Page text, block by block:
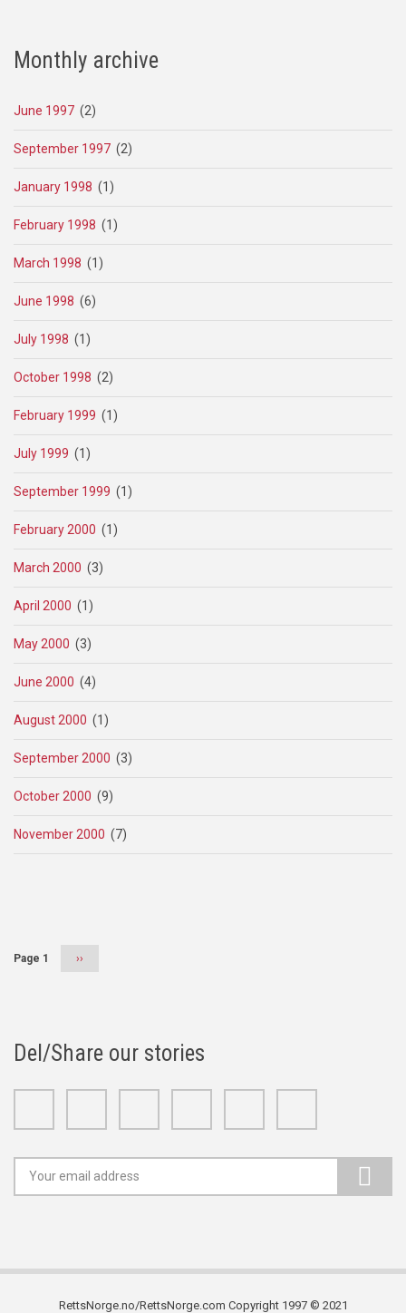
Monthly archive
June 1997 (2)
September 1997 (2)
January 1998 (1)
February 1998 (1)
March 1998 (1)
June 1998 (6)
July 1998 (1)
October 1998 (2)
February 1999 (1)
July 1999 (1)
September 1999 (1)
February 2000 (1)
March 2000 (3)
April 2000 (1)
May 2000 (3)
June 2000 (4)
August 2000 (1)
September 2000 (3)
October 2000 (9)
November 2000 (7)
Page 1
Next
››
Del/Share our stories
RettsNorge.no/RettsNorge.com Copyright 1997 © 2021